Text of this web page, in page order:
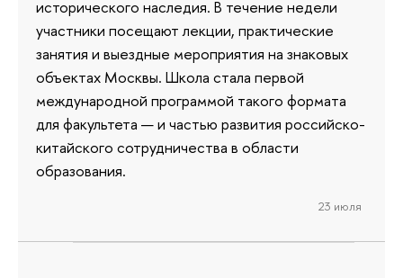
исторического наследия. В течение недели
участники посещают лекции, практические
занятия и выездные мероприятия на знаковых
объектах Москвы. Школа стала первой
международной программой такого формата
для факультета — и частью развития российско-
китайского сотрудничества в области
образования.
23 июля